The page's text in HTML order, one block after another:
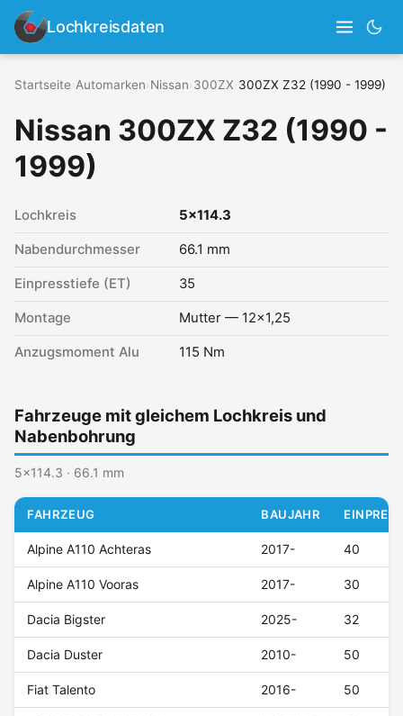
Lochkreisdaten
Startseite Automarken Nissan 300ZX 300ZX Z32 (1990 - 1999)
Nissan 300ZX Z32 (1990 -
1999)
Lochkreis 5x114.3
Nabendurchmesser 66.1 mm
Einpresstiefe (ET) 35
Montage Mutter — 12x1,25
Anzugsmoment Alu 115 Nm
Fahrzeuge mit gleichem Lochkreis und
Nabenbohrung
5x114.3 · 66.1 mm
FAHRZEUG BAUJAHR
Alpine A110 Achteras 2017- 40
Alpine A110 Vooras 2017- 30
Dacia Bigster 2025- 32
Dacia Duster 2010- 50
Fiat Talento 2016- 50